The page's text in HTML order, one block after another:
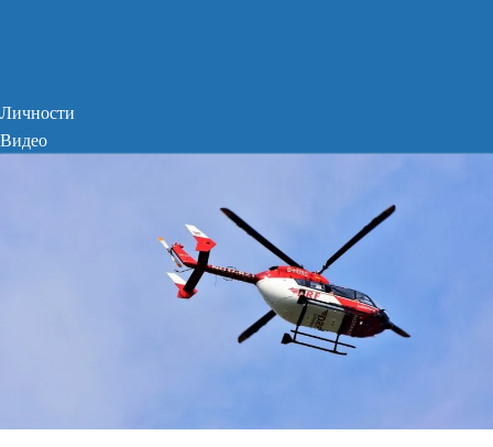
Личности
Видео